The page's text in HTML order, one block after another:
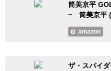
筒美京平
~ 筒美京平 (
amazon
ザ・スパイ